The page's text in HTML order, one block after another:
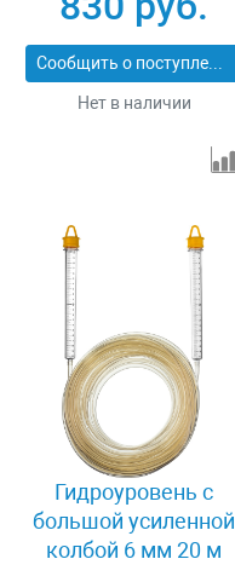
Сообщить о поступлении
Нет в наличии
Гидроуровень с
большой усиленной
колбой 6 мм 20 м